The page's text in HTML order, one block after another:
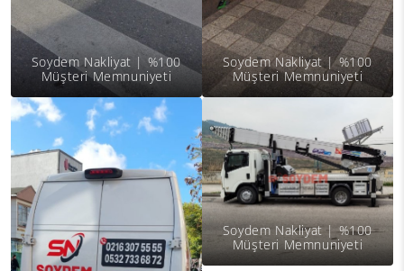
Soydem Nakliyat | %100
Müşteri Memnuniyeti
Soydem Nakliyat | %100
Müşteri Memnuniyeti
Soydem Nakliyat | %100
Müşteri Memnuniyeti